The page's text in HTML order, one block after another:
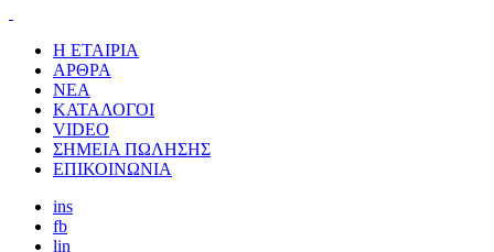
Η ΕΤΑΙΡΙΑ
ΑΡΘΡΑ
ΝΕΑ
ΚΑΤΑΛΟΓΟΙ
VIDEO
ΣΗΜΕΙΑ ΠΩΛΗΣΗΣ
ΕΠΙΚΟΙΝΩΝΙΑ
ins
fb
lin